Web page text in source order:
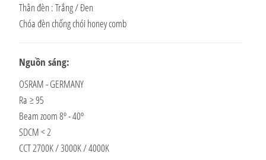
Thân đèn : Trắng / Đen
Chóa đèn chống chói honey comb
Nguồn sáng:
OSRAM - GERMANY
Ra ≥ 95
Beam zoom 8º - 40º
SDCM < 2
CCT 2700K / 3000K / 4000K